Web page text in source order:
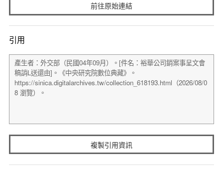
前往原始連結
引用
複製引用資訊